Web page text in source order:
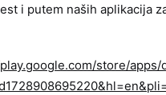
i putem naših aplikacija
store/apps/